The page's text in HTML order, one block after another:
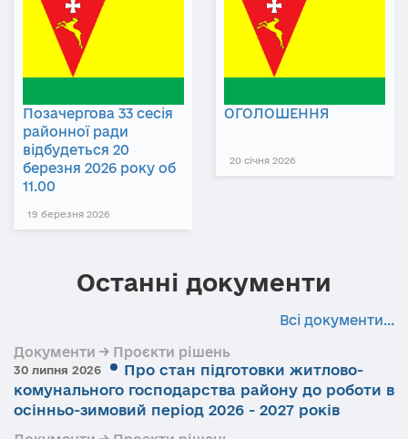
Позачергова 33 сесія
районної ради
відбудеться 20
березня 2026 року об
11.00
19 березня 2026
ОГОЛОШЕННЯ
20 січня 2026
Останні документи
Всі документи...
Документи → Проєкти рішень
30 липня 2026
Про стан підготовки житлово-
комунального господарства району до роботи в
осінньо-зимовий період 2026 - 2027 років